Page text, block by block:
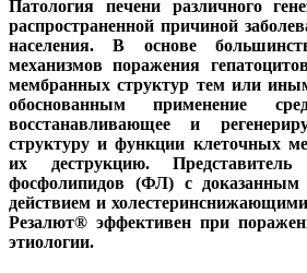
Патология печени различного
распространенной причиной
населения. В основе
механизмов поражения
мембранных структур тем или
обоснованным применение
восстанавливающее и
структуру и функции клеточных
их деструкцию.
фосфолипидов (ФЛ) с доказанным
действием и
Резалют® эффективен при
этиологии.